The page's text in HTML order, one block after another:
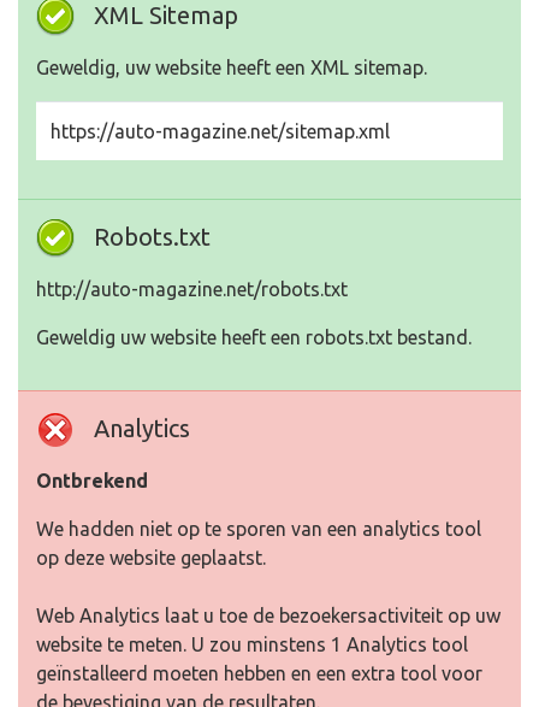
XML Sitemap
Geweldig, uw website heeft een XML sitemap.
https://auto-magazine.net/sitemap.xml
Robots.txt
http://auto-magazine.net/robots.txt
Geweldig uw website heeft een robots.txt bestand.
Analytics
Ontbrekend
We hadden niet op te sporen van een analytics tool
op deze website geplaatst.
Web Analytics laat u toe de bezoekersactiviteit op uw
website te meten. U zou minstens 1 Analytics tool
geïnstalleerd moeten hebben en een extra tool voor
de bevestiging van de resultaten.